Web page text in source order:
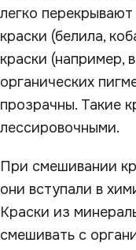
легко
краски (белила,
краски (например,
органических
прозрачны. Такие
лессировочными.
При смешивании
они вступали в
Краски из
смешивать с